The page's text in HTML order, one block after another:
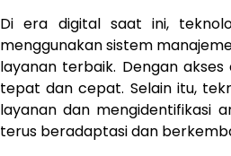
Di era digital saat ini,
menggunakan sistem
layanan terbaik. Dengan
tepat dan cepat. Selain itu,
layanan dan mengidentifikasi
terus beradaptasi dan